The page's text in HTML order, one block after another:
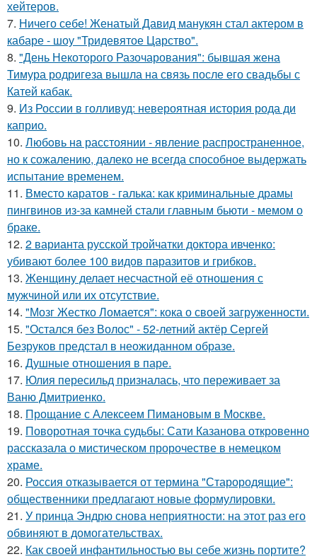
хейтеров.
7. Ничего себе! Женатый Давид манукян стал актером в
кабаре - шоу "Тридевятое Царство".
8. "День Некоторого Разочарования": бывшая жена
Тимура родригеза вышла на связь после его свадьбы с
Катей кабак.
9. Из России в голливуд: невероятная история рода ди
каприо.
10. Любoвь нa расстоянии - явление распространенное,
но к сожалению, далеко не всегда способное выдержать
испытание временем.
11. Вместо каратов - галька: как криминальные драмы
пингвинов из-за камней стали главным бьюти - мемом о
браке.
12. 2 варианта русской тройчатки доктора ивченко:
убивают более 100 видов паразитов и грибков.
13. Женщину делает несчастной её отношения с
мужчиной или их отсутствие.
14. "Мозг Жестко Ломается": кока о своей загруженности.
15. "Остался без Волос" - 52-летний актёр Сергей
Безруков предстал в неожиданном образе.
16. Душные отношения в паре.
17. Юлия пересильд призналась, что переживает за
Ваню Дмитриенко.
18. Прощание с Алексеем Пимановым в Москве.
19. Поворотная точка судьбы: Сати Казанова откровенно
рассказала о мистическом пророчестве в немецком
храме.
20. Россия отказывается от термина "Старородящие":
общественники предлагают новые формулировки.
21. У принца Эндрю снова неприятности: на этот раз его
обвиняют в домогательствах.
22. Как своей инфантильностью вы себе жизнь портите?